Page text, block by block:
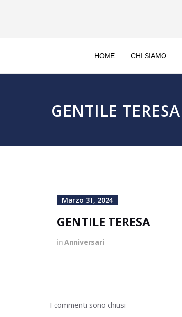
HOME CHI SIAMO
GENTILE TERESA
Marzo 31, 2024
GENTILE TERESA
inAnniversari
I commenti sono chiusi